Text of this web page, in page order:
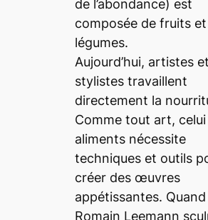
de l’abondance) est
composée de fruits
légumes.
Aujourd’hui, artistes et
stylistes travaillent
directement la
Comme tout art, celui
aliments nécessite
techniques et outils
créer des œuvres
appétissantes. Quand
Romain Leemann